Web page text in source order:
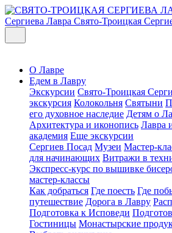
Сергиева Лавра Свято-Троицкая
О Лавре
Едем в Лавру
Экскурсии Свято-Троицкая
экскурсия Колокольня Святыни
его духовное наследие Детям о
Архитектура и иконопись Лавра
академия Еще экскурсии
Сергиев Посад Музеи Мастер-
для начинающих Витражи в
Экспресс-курс по вышивке
мастер-классы
Как добраться Где поесть Где
путешествие Дорога в Лавру
Подготовка к Исповеди
Гостиницы Монастырские